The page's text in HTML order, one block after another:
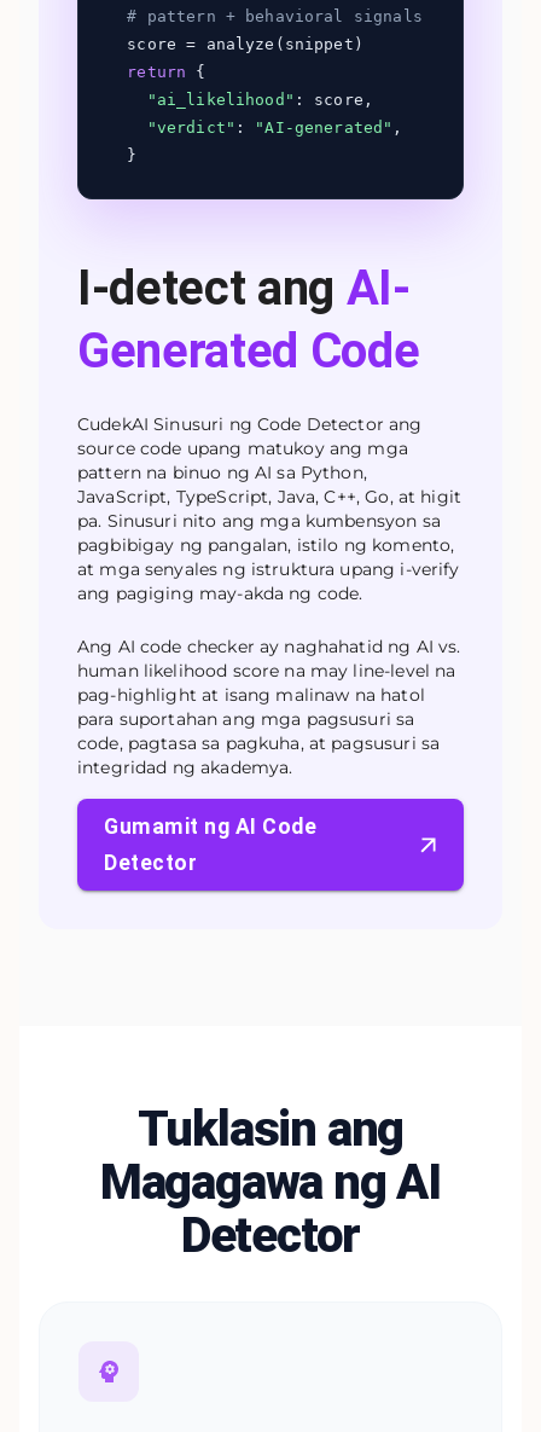
# pattern + behavioral signals
score = analyze(snippet)
return
{
"ai_likelihood" : score,
"verdict" : "AI-generated" ,
}
I-detect ang AI-
Generated Code
CudekAI Sinusuri ng Code Detector ang
source code upang matukoy ang mga
pattern na binuo ng AI sa Python,
JavaScript, TypeScript, Java, C++, Go, at higit
pa. Sinusuri nito ang mga kumbensyon sa
pagbibigay ng pangalan, istilo ng komento,
at mga senyales ng istruktura upang i-verify
ang pagiging may-akda ng code.
Ang AI code checker ay naghahatid ng AI vs.
human likelihood score na may line-level na
pag-highlight at isang malinaw na hatol
para suportahan ang mga pagsusuri sa
code, pagtasa sa pagkuha, at pagsusuri sa
integridad ng akademya.
Gumamit ng AI Code
Detector
Tuklasin ang
Magagawa ng AI
Detector